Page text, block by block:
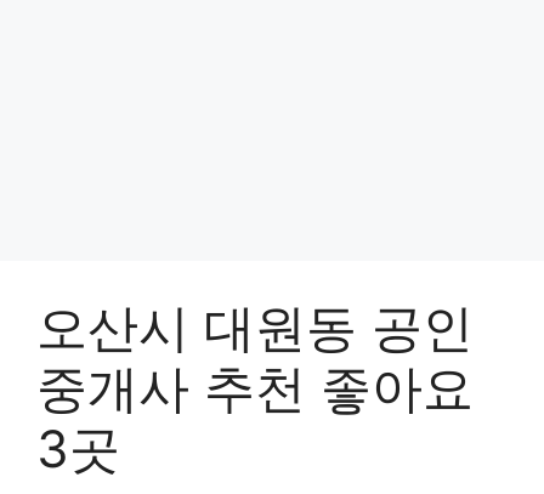
오산시 대원동 공인
중개사 추천 좋아요
3곳